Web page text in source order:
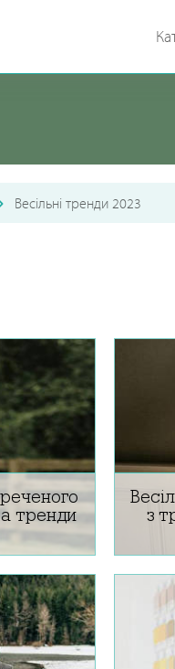
Весільні тренди 2023
тренди
основні
Вінтажний
з